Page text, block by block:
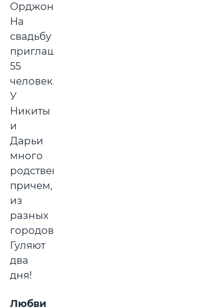
Орджоникидзе.
На
свадьбу
приглашены
55
человек.
У
Никиты
и
Дарьи
много
родственников,
причем,
из
разных
городов.
Гуляют
два
дня!
Любви